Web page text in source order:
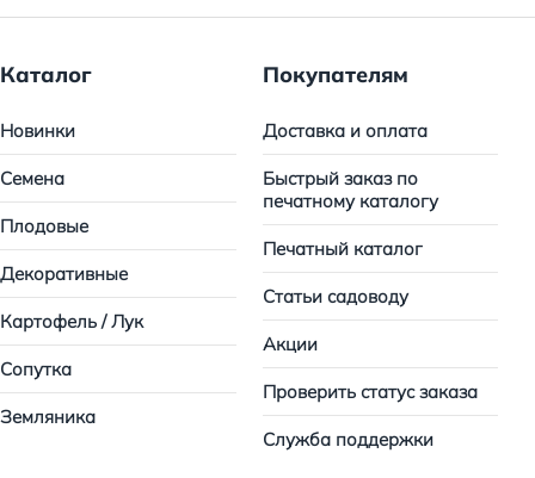
Каталог
Новинки
Семена
Плодовые
Декоративные
Картофель / Лук
Сопутка
Земляника
Покупателям
Доставка и оплата
Быстрый заказ по
печатному каталогу
Печатный каталог
Статьи садоводу
Акции
Проверить статус заказа
Служба поддержки